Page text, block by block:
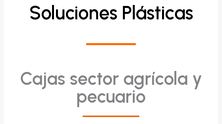
Soluciones Plásticas
Cajas sector agrícola y
pecuario